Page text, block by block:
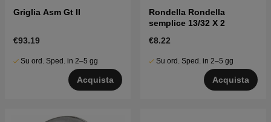
Griglia Asm Gt II
€93.19
Su ord. Sped. in 2–5 gg
Acquista
Rondella Rondella
semplice 13/32 X 2
€8.22
Su ord. Sped. in 2–5 gg
Acquista